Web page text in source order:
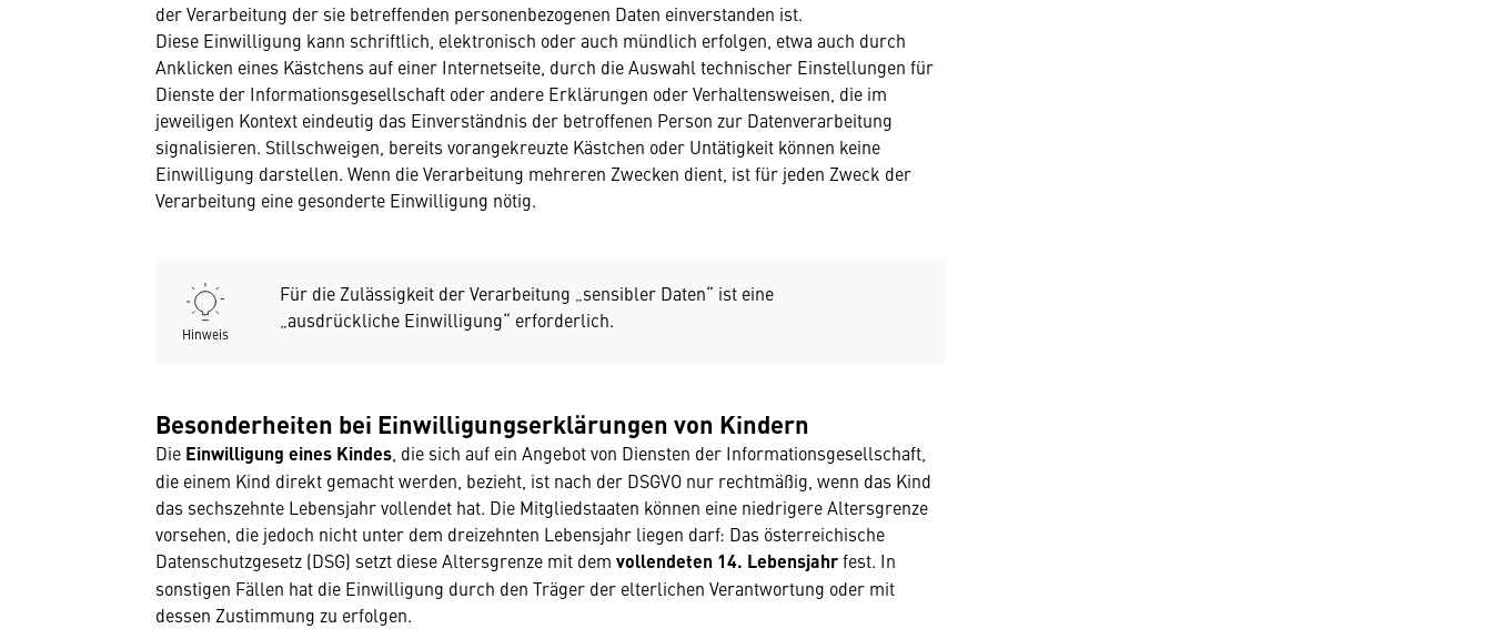
der Verarbeitung der sie betreffenden personenbezogenen Daten einverstanden ist.
Diese Einwilligung kann schriftlich, elektronisch oder auch mündlich erfolgen, etwa auch durch
Anklicken eines Kästchens auf einer Internetseite, durch die Auswahl technischer Einstellungen für
Dienste der Informationsgesellschaft oder andere Erklärungen oder Verhaltensweisen, die im
jeweiligen Kontext eindeutig das Einverständnis der betroffenen Person zur Datenverarbeitung
signalisieren. Stillschweigen, bereits vorangekreuzte Kästchen oder Untätigkeit können keine
Einwilligung darstellen. Wenn die Verarbeitung mehreren Zwecken dient, ist für jeden Zweck der
Verarbeitung eine gesonderte Einwilligung nötig.
Hinweis
Für die Zulässigkeit der Verarbeitung „sensibler Daten“ ist eine
„ausdrückliche Einwilligung“ erforderlich.
Besonderheiten bei Einwilligungserklärungen von Kindern
Die Einwilligung eines Kindes , die sich auf ein Angebot von Diensten der Informationsgesellschaft,
die einem Kind direkt gemacht werden, bezieht, ist nach der DSGVO nur rechtmäßig, wenn das Kind
das sechszehnte Lebensjahr vollendet hat. Die Mitgliedstaaten können eine niedrigere Altersgrenze
vorsehen, die jedoch nicht unter dem dreizehnten Lebensjahr liegen darf: Das österreichische
Datenschutzgesetz (DSG) setzt diese Altersgrenze mit dem vollendeten 14. Lebensjahrfest. In
sonstigen Fällen hat die Einwilligung durch den Träger der elterlichen Verantwortung oder mit
dessen Zustimmung zu erfolgen.